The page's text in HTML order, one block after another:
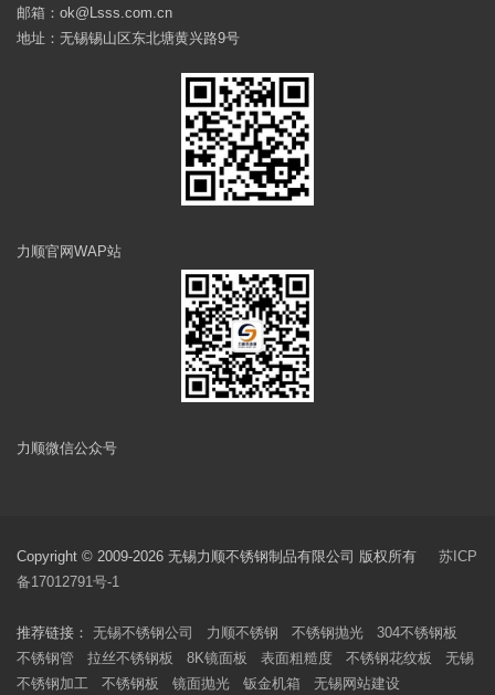
邮箱：ok@Lsss.com.cn
地址：无锡锡山区东北塘黄兴路9号
力顺官网WAP站
力顺微信公众号
Copyright © 2009-2026 无锡力顺不锈钢制品有限公司 版权所有 苏ICP
备17012791号-1
推荐链接： 无锡不锈钢公司 力顺不锈钢 不锈钢抛光
304不锈钢板
不锈钢管
拉丝不锈钢板 8K镜面板 表面粗糙度 不锈钢花纹板
无锡
不锈钢加工
不锈钢板 镜面抛光 钣金机箱 无锡网站建设